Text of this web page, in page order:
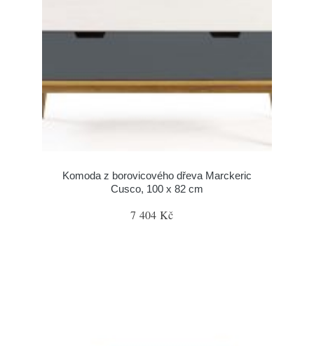
Komoda z borovicového dřeva Marckeric
Cusco, 100 x 82 cm
7 404 Kč